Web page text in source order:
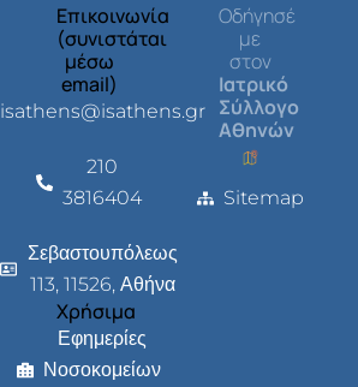
Επικοινωνία
(συνιστάται
μέσω
email)
isathens@isathens.gr
210
3816404
Σεβαστουπόλεως
113, 11526, Αθήνα
Χρήσιμα
Εφημερίες
Νοσοκομείων
Οδήγησέ
με
στον
Ιατρικό
Σύλλογο
Αθηνών
Sitemap